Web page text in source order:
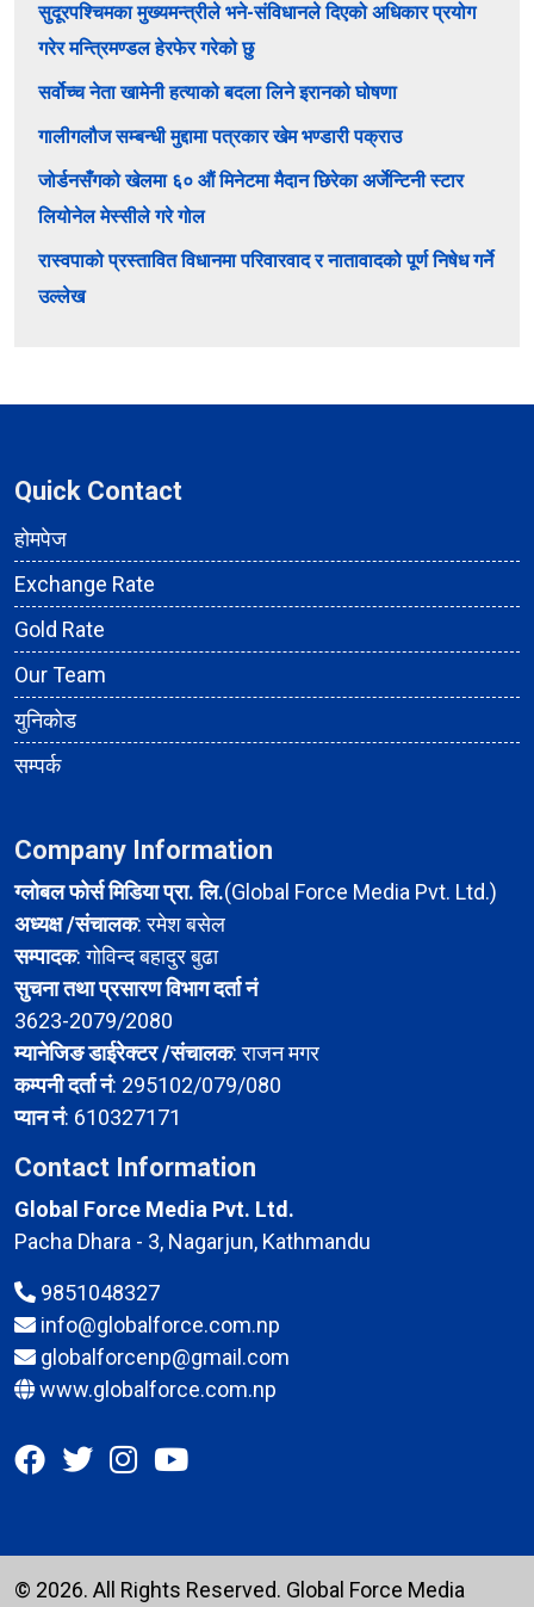
सुदूरपश्चिमका मुख्यमन्त्रीले भने-संविधानले दिएको अधिकार प्रयोग
गरेर मन्त्रिमण्डल हेरफेर गरेको छु
सर्वोच्च नेता खामेनी हत्याको बदला लिने इरानको घोषणा
गालीगलौज सम्बन्धी मुद्दामा पत्रकार खेम भण्डारी पक्राउ
जोर्डनसँगको खेलमा ६० औं मिनेटमा मैदान छिरेका अर्जेन्टिनी स्टार
लियोनेल मेस्सीले गरे गोल
रास्वपाको प्रस्तावित विधानमा परिवारवाद र नातावादको पूर्ण निषेध गर्ने
उल्लेख
Quick Contact
होमपेज
Exchange Rate
Gold Rate
Our Team
युनिकोड
सम्पर्क
Company Information
ग्लोबल फोर्स मिडिया प्रा. लि.(Global Force Media Pvt. Ltd.)
अध्यक्ष /संचालक: रमेश बसेल
सम्पादक: गोविन्द बहादुर बुढा
सुचना तथा प्रसारण विभाग दर्ता नं
3623-2079/2080
म्यानेजिङ डाईरेक्टर /संचालक: राजन मगर
कम्पनी दर्ता नं: 295102/079/080
प्यान नं: 610327171
Contact Information
Global Force Media Pvt. Ltd.
Pacha Dhara - 3, Nagarjun, Kathmandu
9851048327
info@globalforce.com.np
globalforcenp@gmail.com
www.globalforce.com.np
© 2026. All Rights Reserved. Global Force Media